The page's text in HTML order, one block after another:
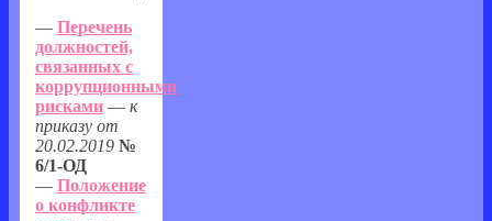
— Перечень
должностей,
связанных с
коррупционными
рисками — к
приказу от
20.02.2019 №
6/1-ОД
— Положение
о конфликте